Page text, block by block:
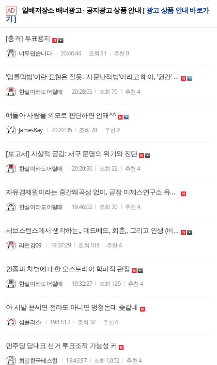
AD 일베저장소 배너광고 · 공지광고 상품 안내 [ 광고 상품 안내 바로가
기 ]
[충격] 투표용지
너무덥습니다 20:46:44 조회31 추천 0
'입틀막법'이란 표현은 잘못. '사문난적법'이라고 해야, '권간' '노적' '척신' '편당'등의 어휘의 현재버전은 그들이 기를 쓰고 짓이겨 버리는 속내를 정확히 제시해야
한살이라도어릴때 20:28:05 조회 70 추천 4
얘들아 사람을 외모로 판단하면 안돼^^
JamesKay 20:22:35 조회 70 추천 2
[보고서] 자살적 공감: 서구 문명의 위기와 진단
한살이라도어릴때 20:20:30 조회 22 추천 4
자유경제원이라는 중간왜곡상 없이, 곧장 미제스연구소 유튜브 보니 참 좋다. 경제에 관한 서양철학요소를 군사정권은 유교, 지난 30년은 동학으로 왜곡!
한살이라도어릴때 19:46:02 조회 30 추천 4
서브스턴스에서 생각하는,, 메드베드, 회춘,, 그리고 인생 (버전 1.5)
라인강09 19:37:29 조회 108 추천 4
인종과 차별에 대한 오스트리아 학파적 관점
한살이라도어릴때 19:32:27 조회 125 추천 4
아 시발 윤씨면 전라도 아니면 멍청돈데 좆같네
심플러스 19:11:12 조회 32 추천4
민주당 당대표 선거 투표조작 가능성 커
최강한국테스형 18:43:37 조회 1,052 추천4